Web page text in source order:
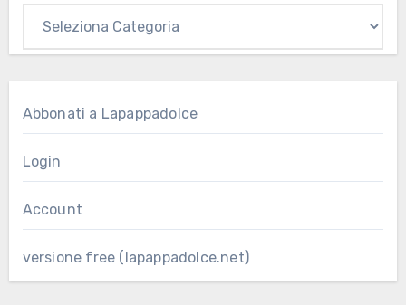
Abbonati a Lapappadolce
Login
Account
versione free (lapappadolce.net)